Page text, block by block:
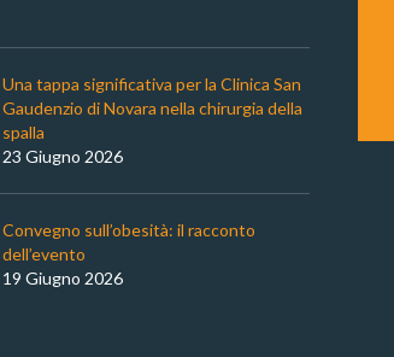
Una tappa significativa per la Clinica San
Gaudenzio di Novara nella chirurgia della
spalla
23 Giugno 2026
Convegno sull’obesità: il racconto
dell’evento
19 Giugno 2026